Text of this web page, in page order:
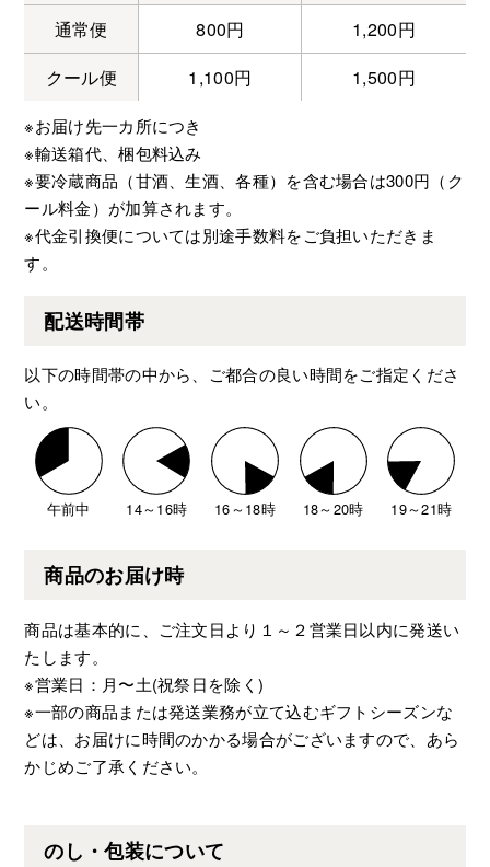
通常便
800円
1,200円
クール便
1,100円 1,500円
※お届け先一カ所につき
※輸送箱代、梱包料込み
※要冷蔵商品（甘酒、生酒、各種）を含む場合は300円（ク
ール料金）が加算されます。
※代金引換便については別途手数料をご負担いただきま
す。
配送時間帯
以下の時間帯の中から、ご都合の良い時間をご指定くださ
い。
午前中 14～16時 16～18時 18～20時 19～21時
商品のお届け時
商品は基本的に、ご注文日より１～２営業日以内に発送い
たします。
※営業日：月〜土(祝祭日を除く)
※一部の商品または発送業務が立て込むギフトシーズンな
どは、お届けに時間のかかる場合がございますので、あら
かじめご了承ください。
のし・包装について